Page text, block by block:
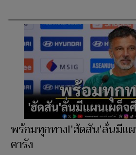
พร้อมทุกทาง!'ฮัดสัน'ลั่นมีแ
คารัง